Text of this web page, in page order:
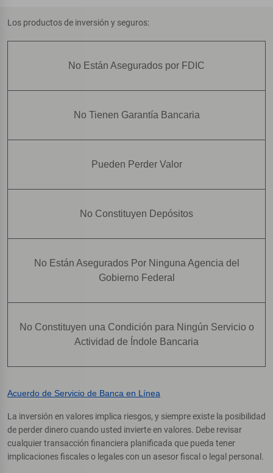
Los productos de inversión y seguros:
No Están Asegurados por FDIC
No Tienen Garantía Bancaria
Pueden Perder Valor
No Constituyen Depósitos
No Están Asegurados Por Ninguna Agencia del
Gobierno Federal
No Constituyen una Condición para Ningún Servicio o
Actividad de Índole Bancaria
Acuerdo de Servicio de Banca en Línea
La inversión en valores implica riesgos, y siempre existe la posibilidad
de perder dinero cuando usted invierte en valores. Debe revisar
cualquier transacción financiera planificada que pueda tener
implicaciones fiscales o legales con un asesor fiscal o legal personal.